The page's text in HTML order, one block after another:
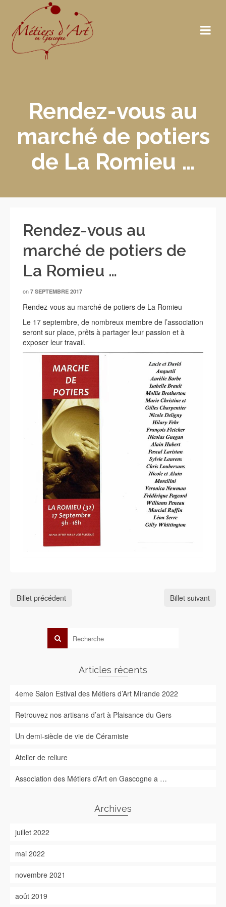
Rendez-vous au
marché de potiers
de La Romieu …
Rendez-vous au
marché de potiers de
La Romieu …
on 7 SEPTEMBRE 2017
Rendez-vous au marché de potiers de La Romieu
Le 17 septembre, de nombreux membre de l’association
seront sur place, prêts à partager leur passion et à
exposer leur travail.
Billet précédent Billet suivant
Articles récents
4eme Salon Estival des Métiers d’Art Mirande 2022
Retrouvez nos artisans d’art à Plaisance du Gers
Un demi-siècle de vie de Céramiste
Atelier de reliure
Association des Métiers d’Art en Gascogne a …
Archives
juillet 2022
mai 2022
novembre 2021
août 2019